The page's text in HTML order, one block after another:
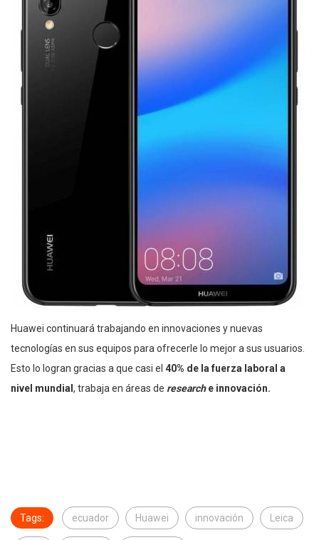
Huawei continuará trabajando en innovaciones y nuevas
tecnologías en sus equipos para ofrecerle lo mejor a sus usuarios.
Esto lo logran gracias a que casi el 40% de la fuerza laboral a
nivel mundial , trabaja en áreas de researche innovación.
Tags: ecuador Huawei innovación Leica